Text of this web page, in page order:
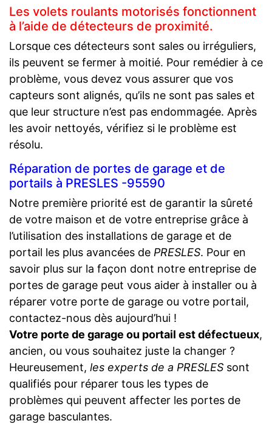
Les volets roulants motorisés fonctionnent
à l’aide de détecteurs de proximité.
Lorsque ces détecteurs sont sales ou irréguliers,
ils peuvent se fermer à moitié. Pour remédier à ce
problème, vous devez vous assurer que vos
capteurs sont alignés, qu’ils ne sont pas sales et
que leur structure n’est pas endommagée. Après
les avoir nettoyés, vérifiez si le problème est
résolu.
Réparation de portes de garage et de
portails à PRESLES -95590
Notre première priorité est de garantir la sûreté
de votre maison et de votre entreprise grâce à
l’utilisation des installations de garage et de
portail les plus avancées de PRESLES. Pour en
savoir plus sur la façon dont notre entreprise de
portes de garage peut vous aider à installer ou à
réparer votre porte de garage ou votre portail,
contactez-nous dès aujourd’hui !
Votre porte de garage ou portail est défectueux,
ancien, ou vous souhaitez juste la changer ?
Heureusement, les experts de a PRESLES sont
qualifiés pour réparer tous les types de
problèmes qui peuvent affecter les portes de
garage basculantes.